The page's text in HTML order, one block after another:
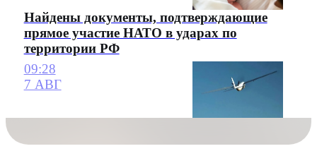
Найдены документы, подтверждающие
прямое участие НАТО в ударах по
территории РФ
09:28
7 АВГ